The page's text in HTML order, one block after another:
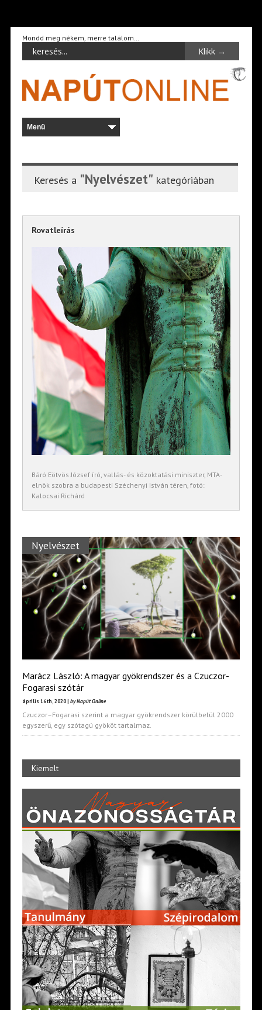
Mondd meg nékem, merre találom…
Keresés a "Nyelvészet" kategóriában
Rovatleírás
Báró Eötvös József író, vallás- és közoktatási miniszter, MTA-
elnök szobra a budapesti Széchenyi István téren, fotó:
Kalocsai Richárd
Nyelvészet
Marácz László: A magyar gyökrendszer és a Czuczor-
Fogarasi szótár
április 16th, 2020 | by Napút Online
Czuczor–Fogarasi szerint a magyar gyökrendszer körülbelül 2000
egyszerű, egy szótagú gyököt tartalmaz.
Kiemelt